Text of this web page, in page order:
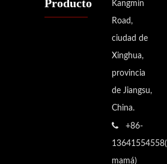
Producto
Kangmin
Road,
ciudad de
Xinghua,
provincia
de Jiangsu,
China.
 +86-
mamá)